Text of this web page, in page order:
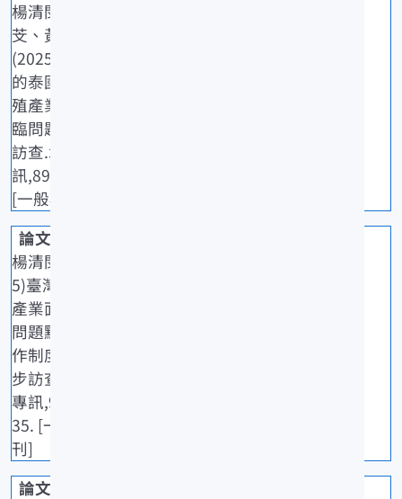
楊清閔、吳?
芠、黃建智
(2025)臺灣
的泰國蝦養
殖產業所面
臨問題點之
訪查.水試專
訊,89: 5-11.
[一般期刊]
楊清閔(202
5)臺灣鰻魚
產業面臨的
問題點與契
作制度的初
步訪查.水試
專訊,90: 29-
35. [一般期
刊]